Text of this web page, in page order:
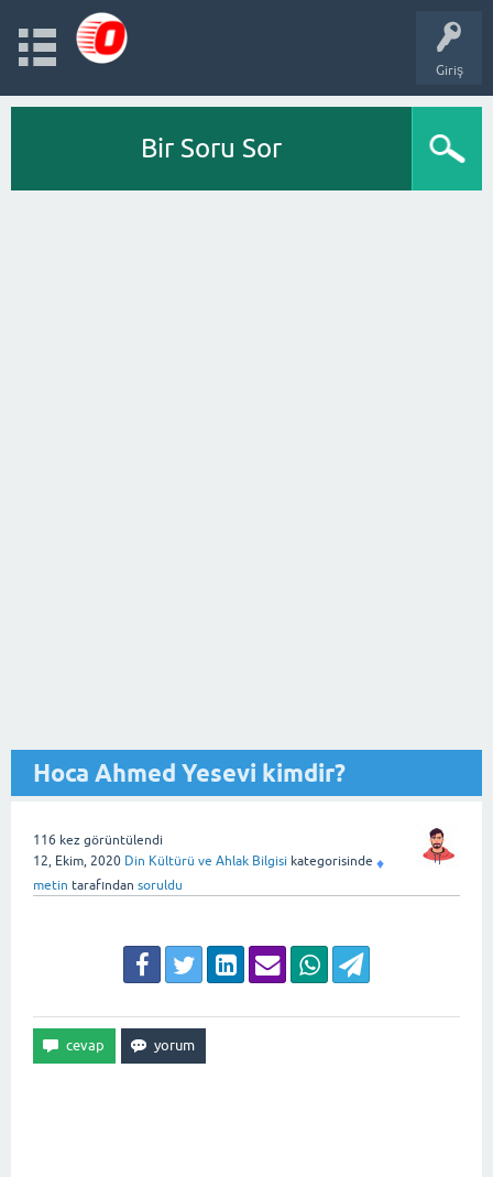
Giriş
Bir Soru Sor
Hoca Ahmed Yesevi kimdir?
116 kez görüntülendi
12, Ekim, 2020 Din Kültürü ve Ahlak Bilgisi kategorisinde ♦
metin tarafından soruldu